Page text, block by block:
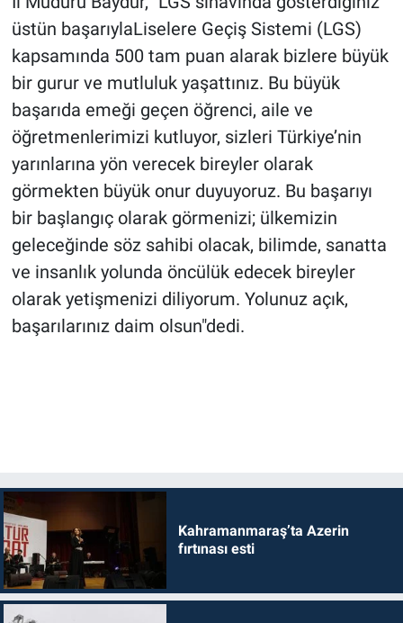
üstün başarıylaLiselere Geçiş Sistemi (LGS)
kapsamında 500 tam puan alarak bizlere büyük
bir gurur ve mutluluk yaşattınız. Bu büyük
başarıda emeği geçen öğrenci, aile ve
öğretmenlerimizi kutluyor, sizleri Türkiye’nin
yarınlarına yön verecek bireyler olarak
görmekten büyük onur duyuyoruz. Bu başarıyı
bir başlangıç olarak görmenizi; ülkemizin
geleceğinde söz sahibi olacak, bilimde, sanatta
ve insanlık yolunda öncülük edecek bireyler
olarak yetişmenizi diliyorum. Yolunuz açık,
başarılarınız daim olsun"dedi.
Kahramanmaraş’ta Azerin
fırtınası esti